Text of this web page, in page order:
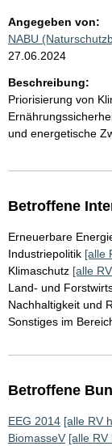
Angegeben von:
NABU
27.06.2024
Beschreibung:
Priorisierung von
und energetische
Betroffene
Erneuerbare
Industriepolitik [alle
Klimaschutz [alle
Land- und
Nachhaltigkeit und
Sonstiges im
Betroffene
EEG 2014 [alle RV
BiomasseV [alle RV